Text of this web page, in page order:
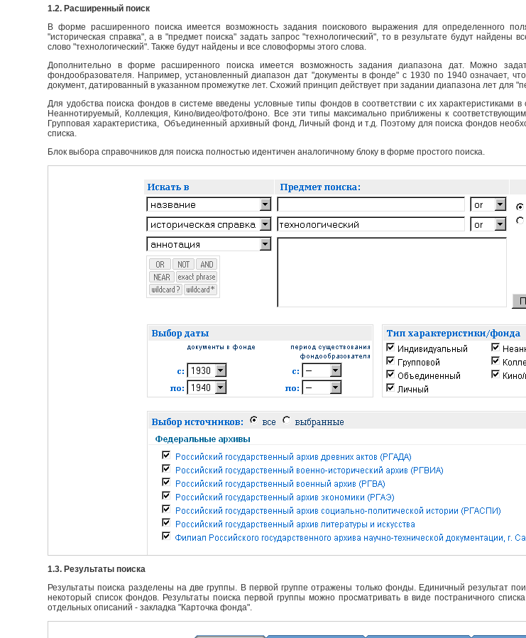
1.2. Расширенный поиск
В форме расширенного поиска имеется возможность задания поискового выражения для определенного
"историческая справка", а в "предмет поиска" задать запрос "технологический", то в результате будут найдены
слово "технологический". Также будут найдены и все словоформы этого слова.
Дополнительно в форме расширенного поиска имеется возможность задания диапазона дат. Можно
фондообразователя. Например, установленный диапазон дат "документы в фонде" с 1930 по 1940 означает,
документ, датированный в указанном промежутке лет. Схожий принцип действует при задании диапазона лет для
Для удобства поиска фондов в системе введены условные типы фондов в соответствии с их характеристиками
Неаннотируемый, Коллекция, Кино/видео/фото/фоно. Все эти типы максимально приближены к
Групповая характеристика, Объединенный архивный фонд, Личный фонд и т.д. Поэтому для поиска фондов
списка.
Блок выбора справочников для поиска полностью идентичен аналогичному блоку в форме простого поиска.
1.3. Результаты поиска
Результаты поиска разделены на две группы. В первой группе отражены только фонды. Единичный результат
некоторый список фондов. Результаты поиска первой группы можно просматривать в виде постраничного
отдельных описаний - закладка "Карточка фонда".